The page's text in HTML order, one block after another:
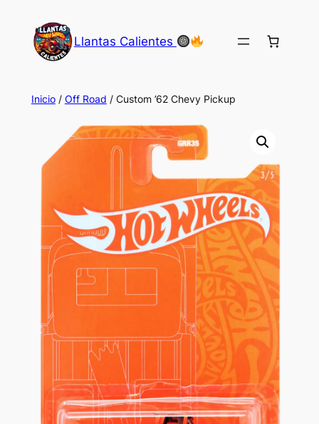
contenido
Llantas Calientes
Inicio/ Off Road / Custom ’62 Chevy Pickup